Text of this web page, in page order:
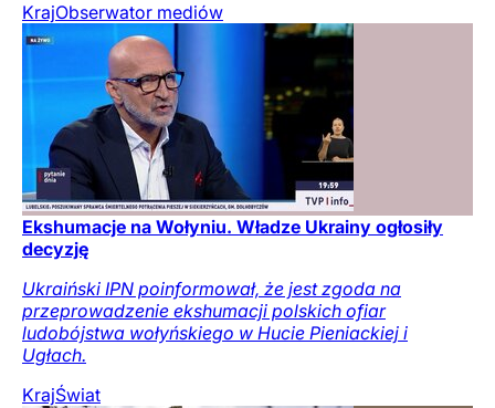
KrajObserwator mediów
Ekshumacje na Wołyniu. Władze Ukrainy ogłosiły
decyzję
Ukraiński IPN poinformował, że jest zgoda na
przeprowadzenie ekshumacji polskich ofiar
ludobójstwa wołyńskiego w Hucie Pieniackiej i
Ugłach.
KrajŚwiat